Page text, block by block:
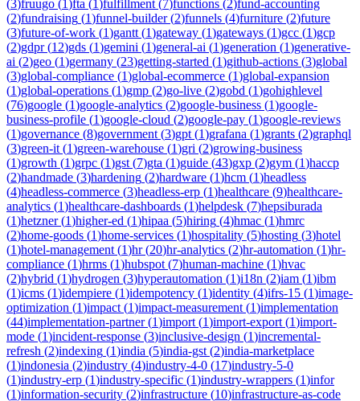
(3)fruugo (1)fta (1)fulfillment (7)functions (2)fund-accounting
(2)fundraising (1)funnel-builder(2)funnels (4)furniture (2)future
(3)future-of-work (1)gantt (1)gateway (1)gateways (1)gcc (1)gcp
(2)gdpr(12)gds (1)gemini (1)general-ai (1)generation (1)generative-
ai (2)geo (1)germany (23)getting-started (1)github-actions (3)global
(3)global-compliance (1)global-ecommerce (1)global-expansion
(1)global-operations (1)gmp (2)go-live (2)gobd (1)gohighlevel
(76)google (1)google-analytics (2)google-business (1)google-
business-profile (1)google-cloud (2)google-pay (1)google-reviews
(1)governance (8)government (3)gpt (1)grafana (1)grants (2)graphql
(3)green-it (1)green-warehouse (1)gri (2)growing-business
(1)growth (1)grpc (1)gst (7)gta (1)guide (43)gxp (2)gym (1)haccp
(2)handmade (3)hardening (2)hardware (1)hcm (1)headless
(4)headless-commerce (3)headless-erp (1)healthcare (9)healthcare-
analytics (1)healthcare-dashboards (1)helpdesk (7)hepsiburada
(1)hetzner(1)higher-ed (1)hipaa (5)hiring (4)hmac (1)hmrc
(2)home-goods (1)home-services (1)hospitality (5)hosting (3)hotel
(1)hotel-management (1)hr(20)hr-analytics (2)hr-automation (1)hr-
compliance (1)hrms (1)hubspot (7)human-machine (1)hvac
(2)hybrid (1)hydrogen (3)hyperautomation (1)i18n (2)iam (1)ibm
(1)icms (1)idempiere (1)idempotency (1)identity (4)ifrs-15 (1)image-
optimization (1)impact (1)impact-measurement (1)implementation
(44)implementation-partner(1)import (1)import-export (1)import-
mode (1)incident-response (3)inclusive-design (1)incremental-
refresh (2)indexing (1)india (5)india-gst (2)india-marketplace
(1)indonesia (2)industry (4)industry-4-0 (17)industry-5-0
(1)industry-erp (1)industry-specific (1)industry-wrappers (1)infor
(1)information-security (2)infrastructure (10)infrastructure-as-code